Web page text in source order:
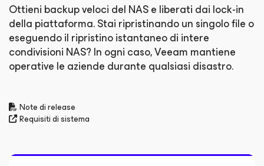
Ottieni backup veloci del NAS e liberati dai lock-in
della piattaforma. Stai ripristinando un singolo file o
eseguendo il ripristino istantaneo di intere
condivisioni NAS? In ogni caso, Veeam mantiene
operative le aziende durante qualsiasi disastro.
Note di release
Requisiti di sistema